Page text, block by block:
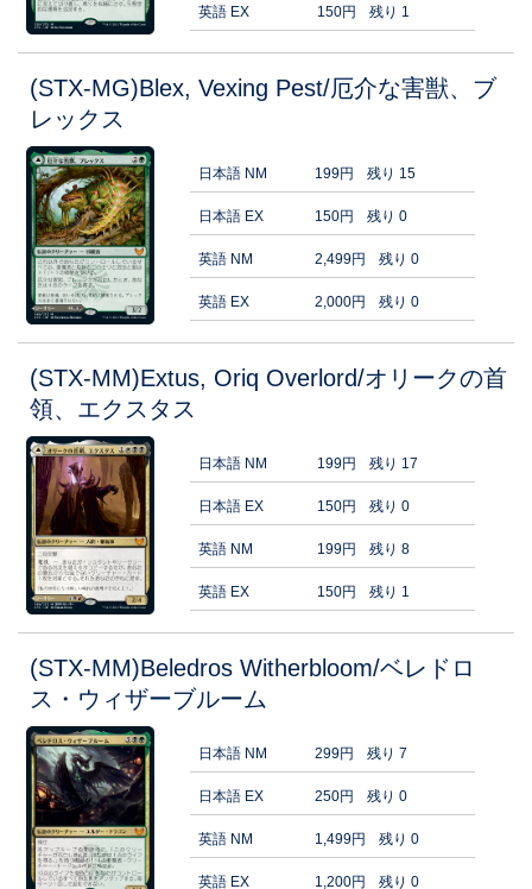
英語 EX 150円 残り 1
(STX-MG)Blex, Vexing Pest/厄介な害獣、ブ
レックス
日本語 NM 199円 残り 15
日本語 EX 150円 残り 0
英語 NM 2,499円 残り 0
英語 EX 2,000円 残り 0
(STX-MM)Extus, Oriq Overlord/オリークの首
領、エクスタス
日本語 NM 199円 残り 17
日本語 EX 150円 残り 0
英語 NM 199円 残り 8
英語 EX 150円 残り 1
(STX-MM)Beledros Witherbloom/ベレドロ
ス・ウィザーブルーム
日本語 NM 299円 残り 7
日本語 EX 250円 残り 0
英語 NM 1,499円 残り 0
英語 EX 1,200円 残り 0